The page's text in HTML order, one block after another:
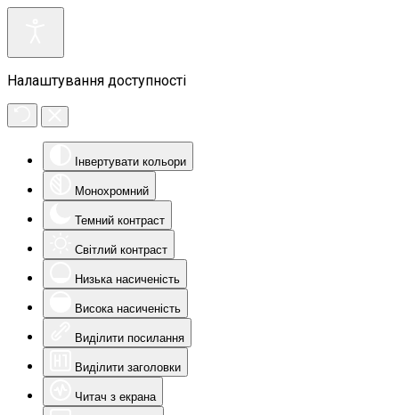
Налаштування доступності
Інвертувати кольори
Монохромний
Темний контраст
Світлий контраст
Низька насиченість
Висока насиченість
Виділити посилання
Виділити заголовки
Читач з екрана